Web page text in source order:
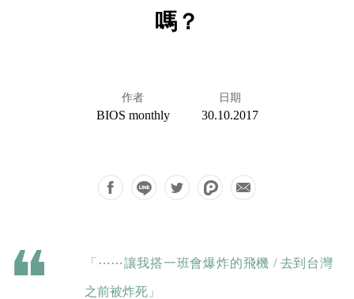
嗎？
作者
BIOS monthly
日期
30.10.2017
「⋯⋯讓我搭一班會爆炸的飛機 / 去到台灣
之前被炸死」